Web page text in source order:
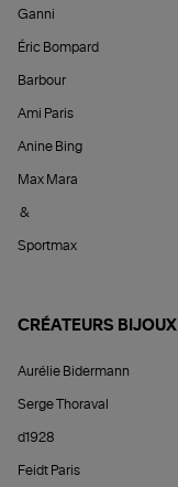
Ganni
Éric Bompard
Barbour
Ami Paris
Anine Bing
Max Mara
&
Sportmax
CRÉATEURS BIJOUX
Aurélie Bidermann
Serge Thoraval
d1928
Feidt Paris